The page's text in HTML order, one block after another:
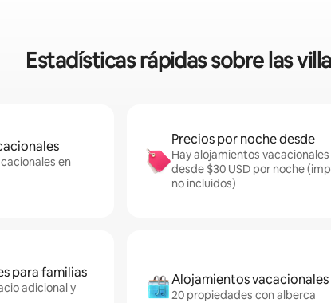
Estadísticas rápidas sobre las
en
Precios por noche desde
Hay alojamientos
desde $30 USD por noche
no incluidos)
para familias
adicional y
Alojamientos
20 propiedades con alberca